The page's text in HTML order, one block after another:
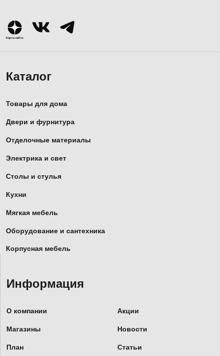
Карта сайта
Каталог
Товары для дома
Двери и фурнитура
Отделочные материалы
Электрика и свет
Столы и стулья
Кухни
Мягкая мебель
Оборудование и сантехника
Корпусная мебель
Информация
О компании Акции
Магазины Новости
План Статьи